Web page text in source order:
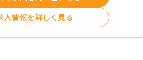
人情報を詳しく見る